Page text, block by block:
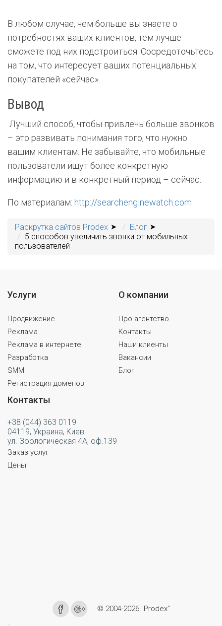
В любом случае, чем больше вы знаете о
потребностях ваших клиентов, тем лучше
сможете под них подстроиться. Сосредоточьтесь
на том, что интересует ваших потенциальных
покупателей «сейчас».
Вывод
Лучший способ, чтобы привлечь больше звонков
– это развивать понимания того, что нужно
вашим клиентам. Не забывайте, что мобильные
пользователи ищут более конкретную
информацию и в конкретный период – сейчас.
По материалам: http://searchenginewatch.com
Раскрутка сайтов Prodex
Блог
5 способов увеличить звонки от мобильных
пользователей
Услуги
Продвижение
Реклама
Реклама в интернете
Разработка
SMM
Регистрация доменов
О компании
Про агентство
Контакты
Наши клиенты
Вакансии
Блог
Контакты
+38 (044) 363 0119
04119, Украина, Киев
ул. Зоологическая 4А, оф.139
Заказ услуг
Цены
© 2004-2026 "Prodex"